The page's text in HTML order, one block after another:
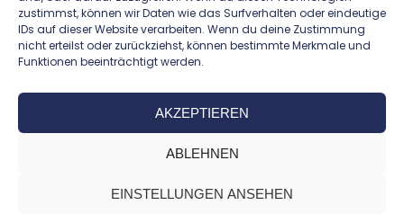
zustimmst, können wir Daten wie das Surfverhalten oder eindeutige
IDs auf dieser Website verarbeiten. Wenn du deine Zustimmung
nicht erteilst oder zurückziehst, können bestimmte Merkmale und
Funktionen beeinträchtigt werden.
AKZEPTIEREN
ABLEHNEN
EINSTELLUNGEN ANSEHEN
© SUPPORT ENGADIN ST. MORITZ AG, ST. MORITZ, 2025